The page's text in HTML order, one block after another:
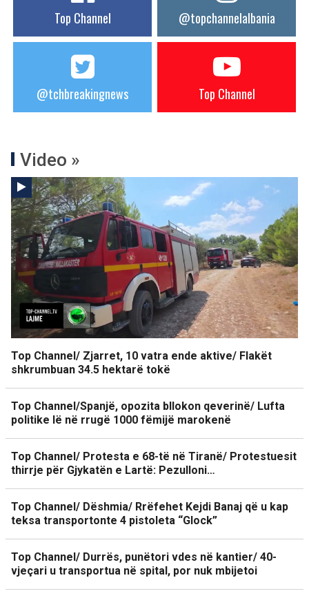
Top Channel @topchannelalbania
@tchbreakingnews Top Channel
Video »
Top Channel/ Zjarret, 10 vatra ende aktive/ Flakët
shkrumbuan 34.5 hektarë tokë
Top Channel/Spanjë, opozita bllokon qeverinë/ Lufta
politike lë në rrugë 1000 fëmijë marokenë
Top Channel/ Protesta e 68-të në Tiranë/ Protestuesit
thirrje për Gjykatën e Lartë: Pezulloni…
Top Channel/ Dëshmia/ Rrëfehet Kejdi Banaj që u kap
teksa transportonte 4 pistoleta “Glock”
Top Channel/ Durrës, punëtori vdes në kantier/ 40-
vjeçari u transportua në spital, por nuk mbijetoi